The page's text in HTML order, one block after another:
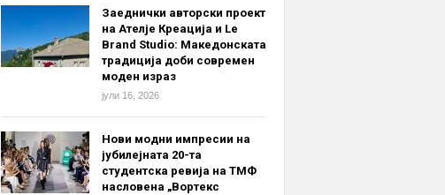
Заеднички авторски проект
на Ателје Креација и Le
Brand Studio: Македонската
традиција доби современ
моден израз
јули 16, 2026
Нови модни импресии на
јубилејната 20-та
студентска ревија на ТМФ
насловена „Вортекс